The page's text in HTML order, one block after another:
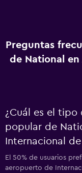
Preguntas
de National
¿Cuál es el tipo
popular de
Internacional
El 50% de usuarios
aeropuerto de